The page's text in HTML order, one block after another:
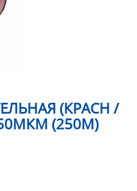
(КРАСН /
(250М)